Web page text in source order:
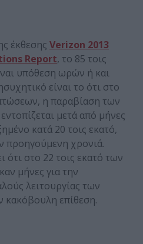
έκθεσης Verizon 2013
Report, το 85 τοις
υπόθεση ωρών ή και
είναι το ότι στο
η παραβίαση των
μετά από μήνες
κατά 20 τοις εκατό,
προηγούμενη χρονιά.
ότι στο 22 τοις εκατό των
μήνες για την
λειτουργίας των
κακόβουλη επίθεση.